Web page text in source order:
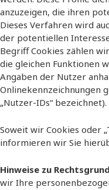
anzuzeigen, die ihren
Dieses Verfahren wird
der potentiellen
Begriff Cookies zählen
die gleichen Funktionen
Angaben der Nutzer
Onlinekennzeichnungen
„Nutzer-IDs“ bezeichnet).
Soweit wir Cookies oder
informieren wir Sie
Hinweise zu
wir Ihre